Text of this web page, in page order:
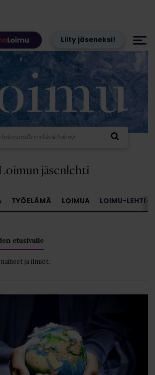
Liity jäseneksi!
jäsenlehti
TYÖELÄMÄ LOIMUA LOIMU-LEHTI »
etusivulle
ja ilmiöt.